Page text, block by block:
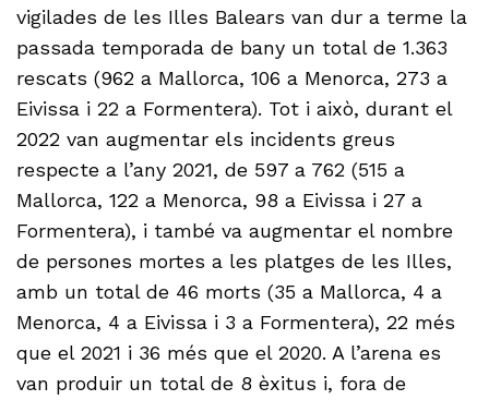
vigilades de les Illes Balears van dur a terme la
passada temporada de bany un total de 1.363
rescats (962 a Mallorca, 106 a Menorca, 273 a
Eivissa i 22 a Formentera). Tot i això, durant el
2022 van augmentar els incidents greus
respecte a l’any 2021, de 597 a 762 (515 a
Mallorca, 122 a Menorca, 98 a Eivissa i 27 a
Formentera), i també va augmentar el nombre
de persones mortes a les platges de les Illes,
amb un total de 46 morts (35 a Mallorca, 4 a
Menorca, 4 a Eivissa i 3 a Formentera), 22 més
que el 2021 i 36 més que el 2020. A l’arena es
van produir un total de 8 èxitus i, fora de